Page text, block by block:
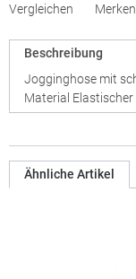
Vergleichen Merken
Beschreibung
Jogginghose mit
Material Elastischer
Ähnliche Artikel